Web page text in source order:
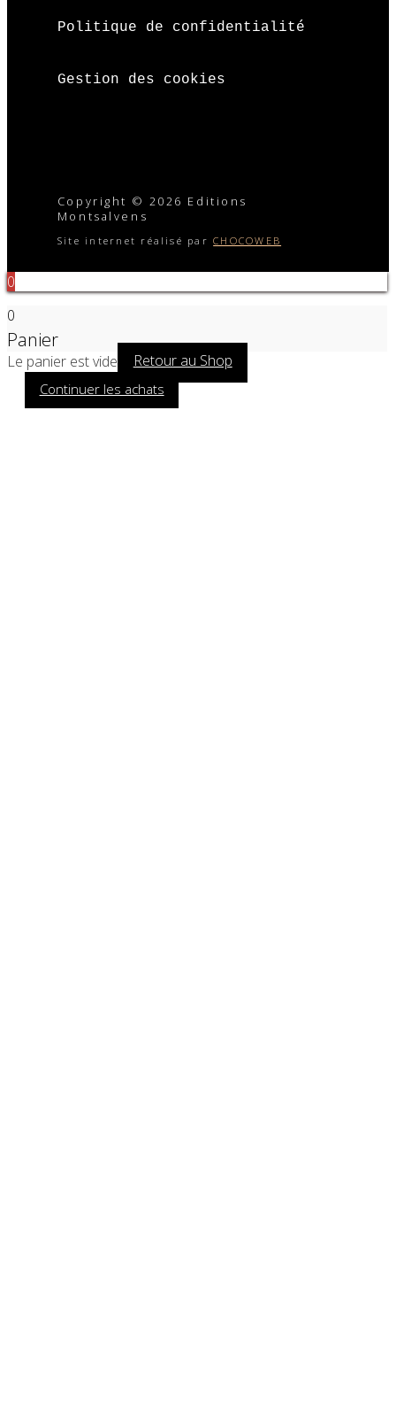
Politique de confidentialité
Gestion des cookies
Copyright © 2026 Editions
Montsalvens
Site internet réalisé parCHOCOWEB
0
0
Panier
Le panier est vide Retour au Shop
Continuer les achats